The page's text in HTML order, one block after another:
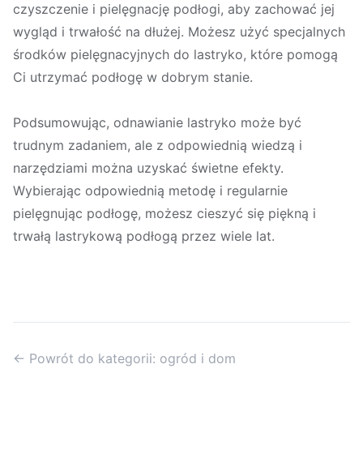
czyszczenie i pielęgnację podłogi, aby zachować jej
wygląd i trwałość na dłużej. Możesz użyć specjalnych
środków pielęgnacyjnych do lastryko, które pomogą
Ci utrzymać podłogę w dobrym stanie.
Podsumowując, odnawianie lastryko może być
trudnym zadaniem, ale z odpowiednią wiedzą i
narzędziami można uzyskać świetne efekty.
Wybierając odpowiednią metodę i regularnie
pielęgnując podłogę, możesz cieszyć się piękną i
trwałą lastrykową podłogą przez wiele lat.
← Powrót do kategorii: ogród i dom